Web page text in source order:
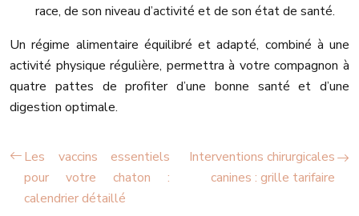
race, de son niveau d’activité et de son état de santé.
Un régime alimentaire équilibré et adapté, combiné à une
activité physique régulière, permettra à votre compagnon à
quatre pattes de profiter d’une bonne santé et d’une
digestion optimale.
Les vaccins essentiels
pour votre chaton :
calendrier détaillé
Interventions chirurgicales
canines : grille tarifaire